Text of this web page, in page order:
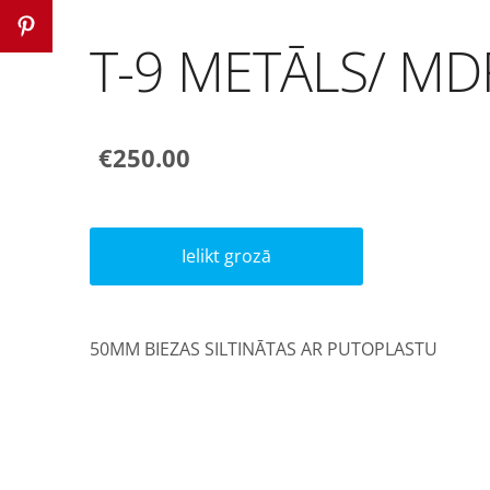
T-9 METĀLS/
€250.00
Ielikt grozā
50MM BIEZAS SILTINĀTAS AR PUTOPLASTU